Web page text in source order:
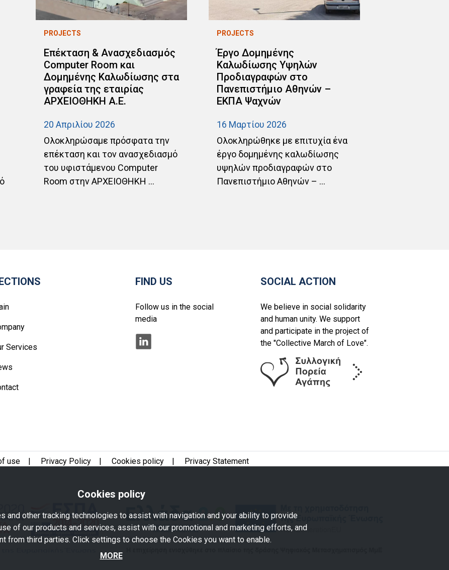
PROJECTS
Επέκταση & Ανασχεδιασμός
Computer Room και
Δομημένης Καλωδίωσης στα
γραφεία της εταιρίας
ΑΡΧΕΙΟΘΗΚΗ Α.Ε.
20 Απριλίου 2026
Ολοκληρώσαμε πρόσφατα την
επέκταση και τον ανασχεδιασμό
του υφιστάμενου Computer
Room στην ΑΡΧΕΙΟΘΗΚΗ ...
PROJECTS
Έργο Δομημένης
Καλωδίωσης Υψηλών
Προδιαγραφών στο
Πανεπιστήμιο Αθηνών –
ΕΚΠΑ Ψαχνών
16 Μαρτίου 2026
Ολοκληρώθηκε με επιτυχία ένα
έργο δομημένης καλωδίωσης
υψηλών προδιαγραφών στο
Πανεπιστήμιο Αθηνών – ...
Services
FIND US
Follow us in the social
media
SOCIAL ACTION
We believe in social solidarity
and human unity. We support
and participate in the project of
the "Collective March of Love".
use | Privacy Policy | Cookies policy | Privacy Statement
Cookies policy
and other tracking technologies to assist with navigation and your ability to provide
of our products and services, assist with our promotional and marketing efforts, and
from third parties. Click settings to choose the Cookies you want to enable.
MORE